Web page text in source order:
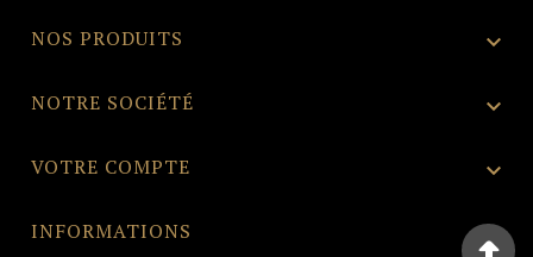
NOS PRODUITS 
NOTRE SOCIÉTÉ 
VOTRE COMPTE 
INFORMATIONS 